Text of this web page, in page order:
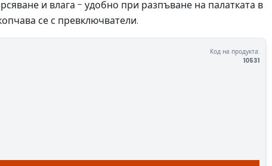
и влага - удобно при разпъване на палатката в
се с превключватели.
Код на продукта:
10531